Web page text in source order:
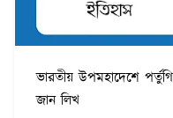
ভারতীয় উপমহাদেশে
জান লিখ